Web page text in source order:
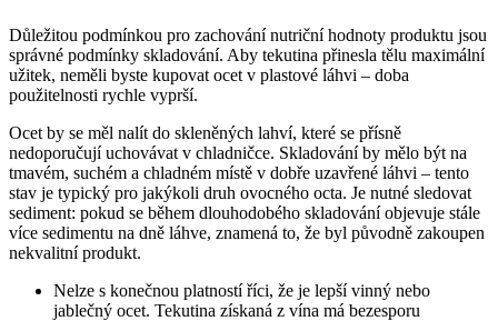
Důležitou podmínkou pro zachování nutriční hodnoty produktu jsou
správné podmínky skladování. Aby tekutina přinesla tělu maximální
užitek, neměli byste kupovat ocet v plastové láhvi – doba
použitelnosti rychle vyprší.
Ocet by se měl nalít do skleněných lahví, které se přísně
nedoporučují uchovávat v chladničce. Skladování by mělo být na
tmavém, suchém a chladném místě v dobře uzavřené láhvi – tento
stav je typický pro jakýkoli druh ovocného octa. Je nutné sledovat
sediment: pokud se během dlouhodobého skladování objevuje stále
více sedimentu na dně láhve, znamená to, že byl původně zakoupen
nekvalitní produkt.
Nelze s konečnou platností říci, že je lepší vinný nebo
jablečný ocet. Tekutina získaná z vína má bezesporu